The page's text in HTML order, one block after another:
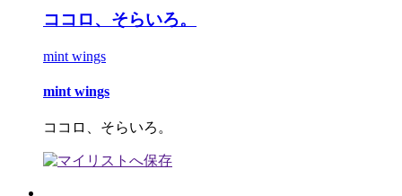
ココロ、そらいろ。
mint wings
mint wings
ココロ、そらいろ。